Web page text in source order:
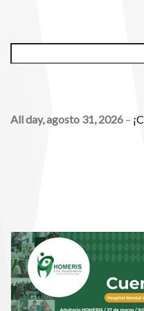
EVENTOS
All day,agosto 31, 2026 –